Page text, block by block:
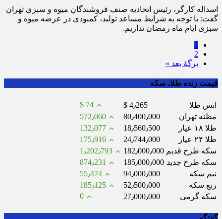
اسداله کارگر، رئیس اتحادیه صنف فروشندگان میوه و سبزی تهران
گفت: با توجه به شرایط مساعد تولید، کمبودی در عرضه میوه و
سبزی ایام ماه رمضان نداریم.
1
2
برگهٔ بعد »
قیمت زنده طلا، سکه
انس طلا $ 4٫265
$ 74
مظنه تهران
80٫400٫000
572٫060
طلا ۱۸ عیار
18٫560٫500
132٫077
طلا ۲۴ عیار
24٫744٫000
175٫916
سکه طرح قدیم 182٫000٫000
1٫202٫793
سکه طرح جدید 185٫000٫000
874٫231
نیم سکه
94٫000٫000
55٫474
ربع سکه
52٫500٫000
185٫125
سکه گرمی
27٫000٫000 0